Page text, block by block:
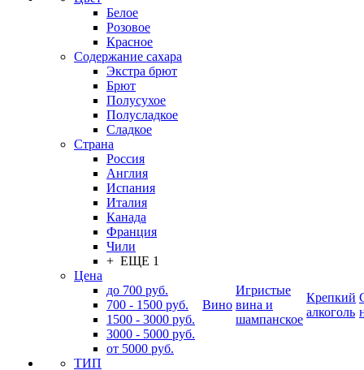
Белое
Розовое
Красное
Содержание сахара
Экстра брют
Брют
Полусухое
Полусладкое
Сладкое
Страна
Россия
Англия
Испания
Италия
Канада
Франция
Чили
+ ЕЩЕ 1
Цена
до 700 руб.
700 - 1500 руб.
1500 - 3000 руб.
3000 - 5000 руб.
от 5000 руб.
ТИП
Вино
Игристые
вина и
шампанское
Крепкий
алкоголь